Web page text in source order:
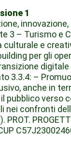
1
3 – Turismo e
culturale e
per gli
digitale
3.3.4: –
anche in
pubblico verso
nei confronti
PROT.